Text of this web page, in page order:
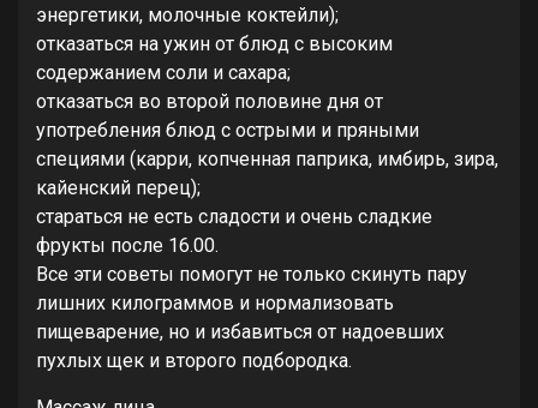
энергетики, молочные коктейли);
отказаться на ужин от блюд с высоким
содержанием соли и сахара;
отказаться во второй половине дня от
употребления блюд с острыми и пряными
специями (карри, копченная паприка, имбирь, зира,
кайенский перец);
стараться не есть сладости и очень сладкие
фрукты после 16.00.
Все эти советы помогут не только скинуть пару
лишних килограммов и нормализовать
пищеварение, но и избавиться от надоевших
пухлых щек и второго подбородка.